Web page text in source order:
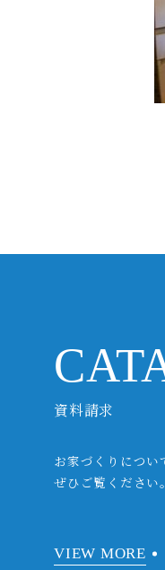
資料請求
お家づくりについ
ぜひご覧ください。
VIEW MORE